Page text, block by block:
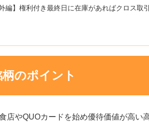
外編】権利付き最終日に在庫があればクロス取
のポイント
店やQUOカードを始め優待価値が高い